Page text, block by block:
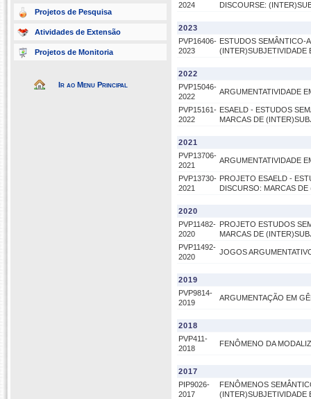
Projetos de Pesquisa
Atividades de Extensão
Projetos de Monitoria
Ir ao Menu Principal
2024
DISCOURSE:
2023
PVP16406-
2023
ESTUDOS SEMÂNTICO-
(INTER)SUBJETIVIDADE
2022
PVP15046-
2022
ARGUMENTATIVIDADE
PVP15161-
2022
ESAELD - ESTUDOS
MARCAS DE
2021
PVP13706-
2021
ARGUMENTATIVIDADE
PVP13730-
2021
PROJETO ESAELD -
DISCURSO: MARCAS
2020
PVP11482-
2020
PROJETO ESTUDOS
MARCAS DE
PVP11492-
2020
JOGOS
2019
PVP9814-
2019
ARGUMENTAÇÃO EM
2018
PVP411-
2018
FENÔMENO DA
2017
PIP9026-
2017
FENÔMENOS
(INTER)SUBJETIVIDADE